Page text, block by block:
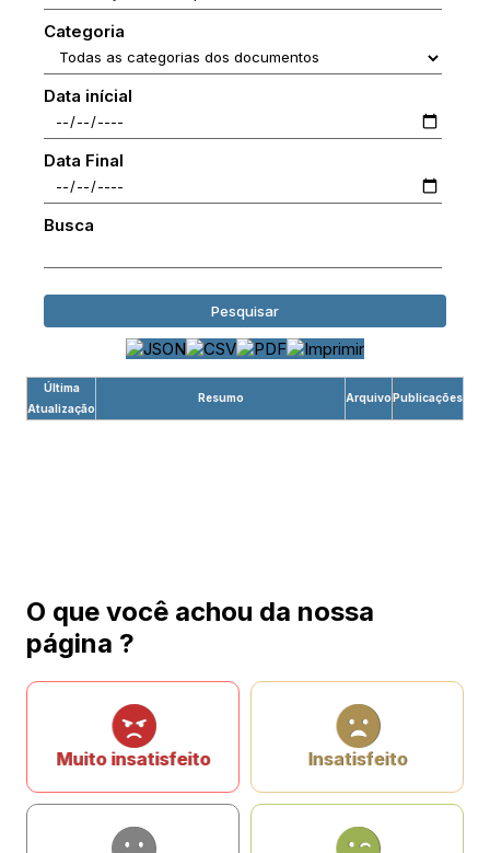
Categoria
Data inícial
Data Final
Busca
Pesquisar
Última
Atualização
Resumo ArquivoPublicações
O que você achou da nossa
página ?
Muito insatisfeito Insatisfeito